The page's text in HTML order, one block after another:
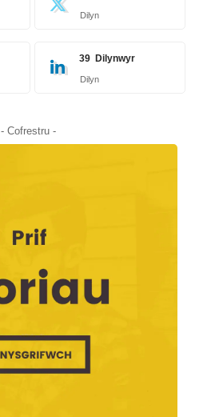
Dilyn
39 Dilynwyr
Dilyn
- Cofrestru -